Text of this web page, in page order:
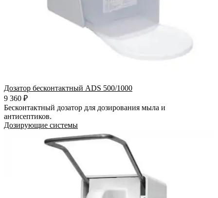
Дозатор бесконтактный ADS 500/1000
9 360 ₽
Бесконтактный дозатор для дозирования мыла и
антисептиков.
Дозирующие системы